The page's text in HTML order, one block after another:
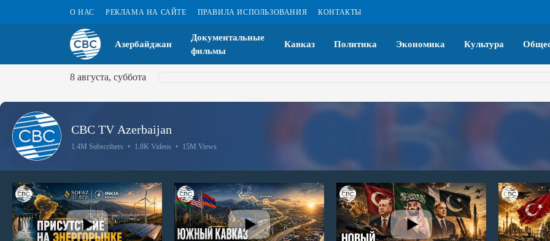
О НАС РЕКЛАМА НА САЙТЕ ПРАВИЛА ИСПОЛЬЗОВАНИЯ КОНТАКТЫ
Азербайджан
Документальные
фильмы
Кавказ Политика Экономика Культура
8 августа, суббота
CBC TV Azerbaijan
1.4M Subscribers • 1.8K Videos • 15M Views